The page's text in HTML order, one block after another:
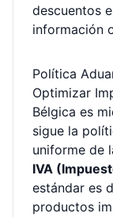
descuentos
información
Política
Optimizar
Bélgica es
sigue la
uniforme de
IVA
estándar es
productos